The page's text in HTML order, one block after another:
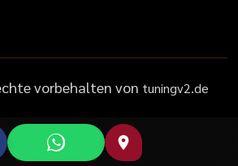
vorbehalten von tuningv2.de